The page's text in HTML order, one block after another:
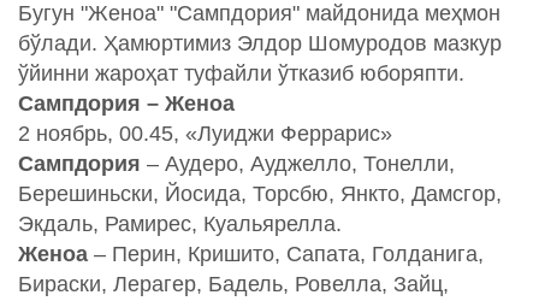
Бугун "Женоа" "Сампдория" майдонида меҳмон
бўлади. Ҳамюртимиз Элдор Шомуродов мазкур
ўйинни жароҳат туфайли ўтказиб юборяпти.
Сампдория – Женоа
2 ноябрь, 00.45, «Луиджи Феррарис»
Сампдория – Аудеро, Ауджелло, Тонелли,
Берешиньски, Йосида, Торсбю, Янкто, Дамсгор,
Экдаль, Рамирес, Куальярелла.
Женоа – Перин, Кришито, Сапата, Голданига,
Бираски, Лерагер, Бадель, Ровелла, Зайц,